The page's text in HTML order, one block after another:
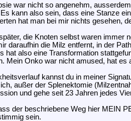
war nicht so angenehm,
kann also sein, dass eine Stanze
hat man bei mir nichts gesehen,
die Knoten selbst waren
daraufhin die Milz entfernt, in der
hat also eine Transformation
Mein Onko war nicht amused, hat es
kannst du in meiner
außer der Splenektomie
und gehe seit 23 Jahren jedes
der beschriebene Weg hier MEIN
sein.